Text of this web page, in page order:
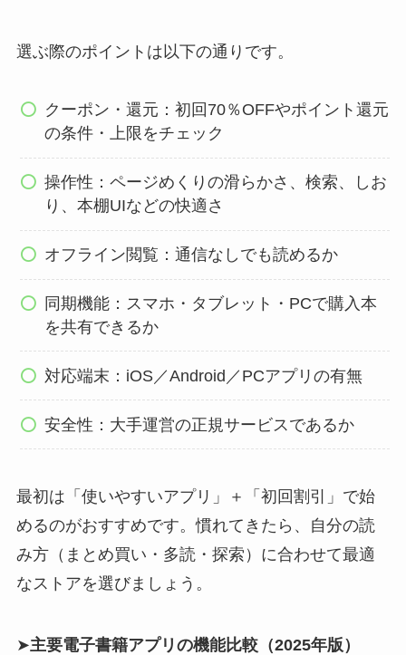
選ぶ際のポイントは以下の通りです。
クーポン・還元：初回70％OFFやポイント還元
の条件・上限をチェック
操作性：ページめくりの滑らかさ、検索、しお
り、本棚UIなどの快適さ
オフライン閲覧：通信なしでも読めるか
同期機能：スマホ・タブレット・PCで購入本
を共有できるか
対応端末：iOS／Android／PCアプリの有無
安全性：大手運営の正規サービスであるか
最初は「使いやすいアプリ」＋「初回割引」で始
めるのがおすすめです。慣れてきたら、自分の読
み方（まとめ買い・多読・探索）に合わせて最適
なストアを選びましょう。
➤主要電子書籍アプリの機能比較（2025年版）